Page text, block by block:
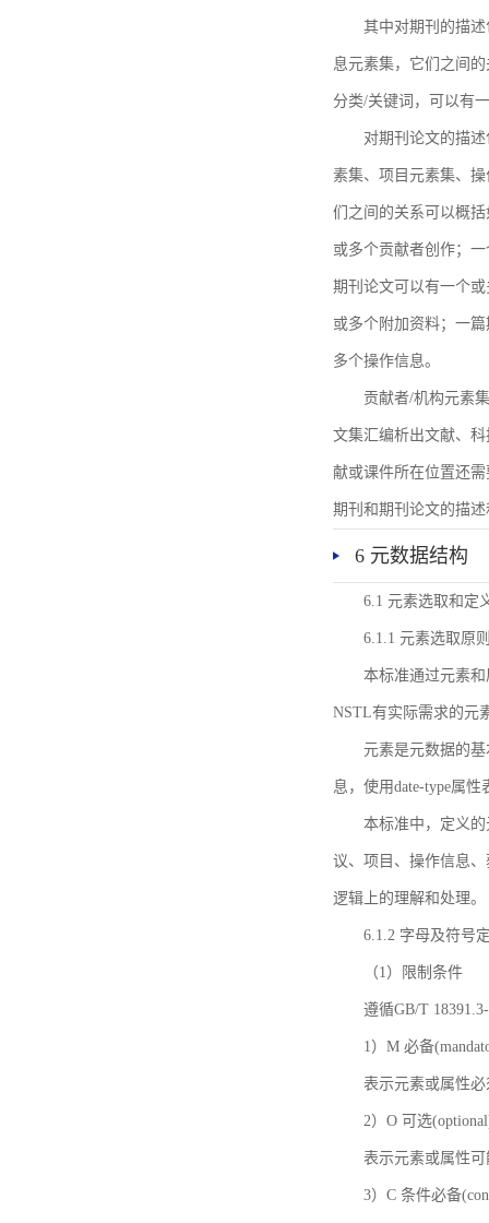
其中对期刊的描
息元素集，它们之间
分类/关键词，可以有
对期刊论文的描
素集、项目元素集、
们之间的关系可以概
或多个贡献者创作；
期刊论文可以有一个
或多个附加资料；一
多个操作信息。
贡献者/机构元素
文集汇编析出文献、
献或课件所在位置还
期刊和期刊论文的描
6 元数据结构
6.1 元素选取和定
6.1.1 元素选取原
本标准通过元素
NSTL有实际需求的元
元素是元数据的
息，使用date-type属
本标准中，定义
议、项目、操作信息
逻辑上的理解和处理。
6.1.2 字母及符号
（1）限制条件
遵循GB/T
1）M 必备
表示元素或属性
2）O 可选
表示元素或属性
3）C 条件必备